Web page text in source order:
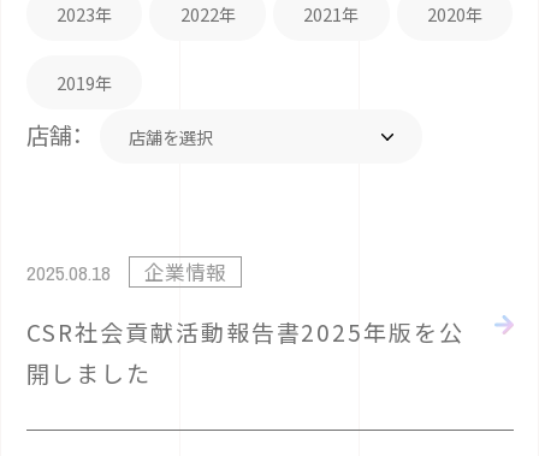
2023年 2022年 2021年 2020年
2019年
店舗：
2025.08.18 企業情報
CSR社会貢献活動報告書2025年版を公
開しました